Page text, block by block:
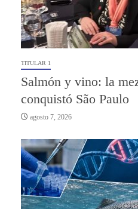
TITULAR 1
Salmón y vino: la
conquistó São Paulo
agosto 7, 2026